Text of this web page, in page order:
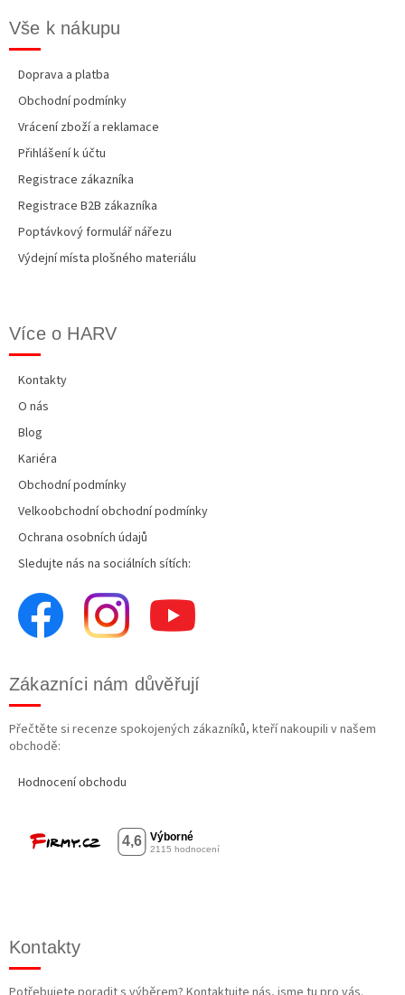
Vše k nákupu
Doprava a platba
Obchodní podmínky
Vrácení zboží a reklamace
Přihlášení k účtu
Registrace zákazníka
Registrace B2B zákazníka
Poptávkový formulář nářezu
Výdejní místa plošného materiálu
Více o HARV
Kontakty
O nás
Blog
Kariéra
Obchodní podmínky
Velkoobchodní obchodní podmínky
Ochrana osobních údajů
Sledujte nás na sociálních sítích:
Zákazníci nám důvěřují
Přečtěte si recenze spokojených zákazníků, kteří nakoupili v našem
obchodě:
Hodnocení obchodu
Kontakty